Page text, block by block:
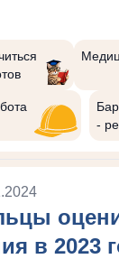
-
в 2023